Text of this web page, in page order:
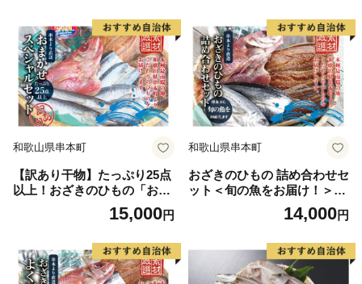
和歌山県串本町
【訳あり干物】たっぷり25点
以上！おざきのひもの「おま
かせスペシャルセット」【ご
好評につき再販決定】【冷
寄せ 特産品 ひもの 干物 干物
セット 支援 支援品
15,000円
和歌山県串本町
おざきのひもの 詰め合わせセ
ット＜旬の魚をお届け！＞
（Aセット）【冷蔵】 お取り
寄せ グルメ ご当地 ご当地グ
の 干物 干物セット イカ 一夜
14,000円